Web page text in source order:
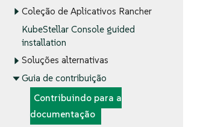
Coleção de Aplicativos Rancher
KubeStellar Console guided
installation
Soluções alternativas
Guia de contribuição
Contribuindo para a
documentação